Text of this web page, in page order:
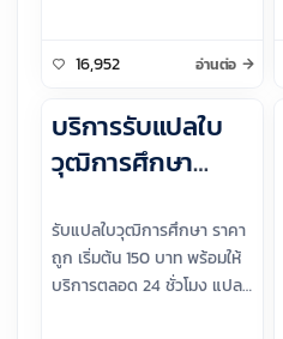
ประกาศนียบัตร ฯลฯ
16,952 อ่านต่อ
บริการรับแปลใบ
วุฒิการศึกษา
รับแปลใบวุฒิการศึกษา ราคา
ถูก เริ่มต้น 150 บาท พร้อมให้
บริการตลอด 24 ชั่วโมง แปล